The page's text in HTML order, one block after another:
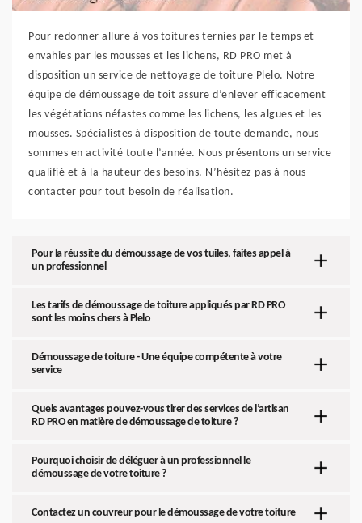
Pour redonner allure à vos toitures ternies par le temps et
envahies par les mousses et les lichens, RD PRO met à
disposition un service de nettoyage de toiture Plelo. Notre
équipe de démoussage de toit assure d’enlever efficacement
les végétations néfastes comme les lichens, les algues et les
mousses. Spécialistes à disposition de toute demande, nous
sommes en activité toute l’année. Nous présentons un service
qualifié et à la hauteur des besoins. N’hésitez pas à nous
contacter pour tout besoin de réalisation.
Pour la réussite du démoussage de vos tuiles, faites appel à
un professionnel
Les tarifs de démoussage de toiture appliqués par RD PRO
sont les moins chers à Plelo
Démoussage de toiture - Une équipe compétente à votre
service
Quels avantages pouvez-vous tirer des services de l’artisan
RD PRO en matière de démoussage de toiture ?
Pourquoi choisir de déléguer à un professionnel le
démoussage de votre toiture ?
Contactez un couvreur pour le démoussage de votre toiture